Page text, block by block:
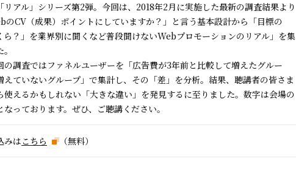
リアル」シリーズ第2弾。今回は、2018年2月に実施した最新の調査結果より
のCV（成果）ポイントにしていますか？」と言う基本設計から「目標の
ら？」を業界別に聞くなど普段聞けないWebプロモーションのリアル」を集
の調査ではファネルユーザーを「広告費が3年前と比較して増えたグルー
えていないグループ」で集計し、その「差」を分析。結果、聴講者の皆さま
使えるかもしれない「大きな違い」を発見するに至りました。数字は会場の
なっております。ぜひ、ご聴講ください。
みはこちら （無料）